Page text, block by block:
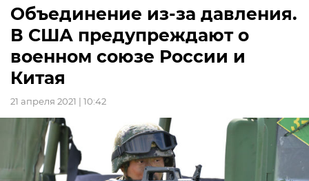
Объединение из-за давления.
В США предупреждают о
военном союзе России и
Китая
21 апреля 2021 | 10:42